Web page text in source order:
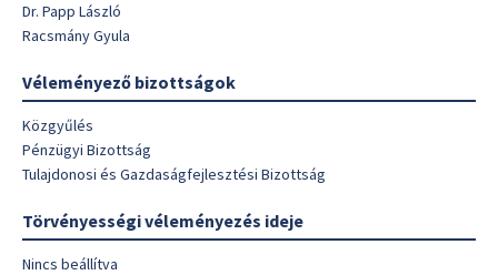
Dr. Papp László
Racsmány Gyula
Véleményező bizottságok
Közgyűlés
Pénzügyi Bizottság
Tulajdonosi és Gazdaságfejlesztési Bizottság
Törvényességi véleményezés ideje
Nincs beállítva